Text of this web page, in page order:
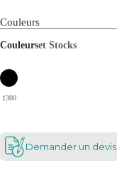
Couleurs
Couleurset Stocks
1300
Demander un devis